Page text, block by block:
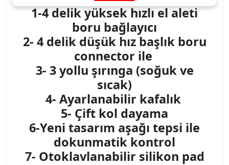
1-4 delik yüksek hızlı el aleti
boru bağlayıcı
2- 4 delik düşük hız başlık boru
connector ile
3- 3 yollu şırınga (soğuk ve
sıcak)
4- Ayarlanabilir kafalık
5- Çift kol dayama
6-Yeni tasarım aşağı tepsi ile
dokunmatik kontrol
7- Otoklavlanabilir silikon pad